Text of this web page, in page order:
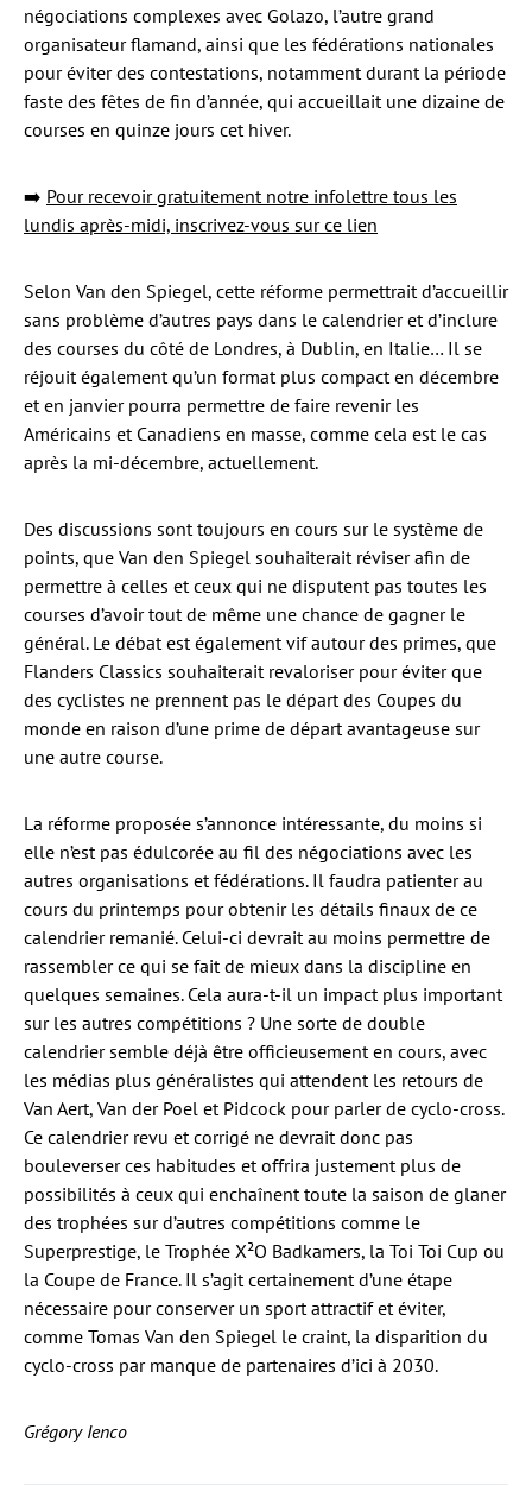
négociations complexes avec Golazo, l’autre grand
organisateur flamand, ainsi que les fédérations nationales
pour éviter des contestations, notamment durant la période
faste des fêtes de fin d’année, qui accueillait une dizaine de
courses en quinze jours cet hiver.
➡️ Pour recevoir gratuitement notre infolettre tous les
lundis après-midi, inscrivez-vous sur ce lien
Selon Van den Spiegel, cette réforme permettrait d’accueillir
sans problème d’autres pays dans le calendrier et d’inclure
des courses du côté de Londres, à Dublin, en Italie… Il se
réjouit également qu’un format plus compact en décembre
et en janvier pourra permettre de faire revenir les
Américains et Canadiens en masse, comme cela est le cas
après la mi-décembre, actuellement.
Des discussions sont toujours en cours sur le système de
points, que Van den Spiegel souhaiterait réviser afin de
permettre à celles et ceux qui ne disputent pas toutes les
courses d’avoir tout de même une chance de gagner le
général. Le débat est également vif autour des primes, que
Flanders Classics souhaiterait revaloriser pour éviter que
des cyclistes ne prennent pas le départ des Coupes du
monde en raison d’une prime de départ avantageuse sur
une autre course.
La réforme proposée s’annonce intéressante, du moins si
elle n’est pas édulcorée au fil des négociations avec les
autres organisations et fédérations. Il faudra patienter au
cours du printemps pour obtenir les détails finaux de ce
calendrier remanié. Celui-ci devrait au moins permettre de
rassembler ce qui se fait de mieux dans la discipline en
quelques semaines. Cela aura-t-il un impact plus important
sur les autres compétitions ? Une sorte de double
calendrier semble déjà être officieusement en cours, avec
les médias plus généralistes qui attendent les retours de
Van Aert, Van der Poel et Pidcock pour parler de cyclo-cross.
Ce calendrier revu et corrigé ne devrait donc pas
bouleverser ces habitudes et offrira justement plus de
possibilités à ceux qui enchaînent toute la saison de glaner
des trophées sur d’autres compétitions comme le
Superprestige, le Trophée X²O Badkamers, la Toi Toi Cup ou
la Coupe de France. Il s’agit certainement d’une étape
nécessaire pour conserver un sport attractif et éviter,
comme Tomas Van den Spiegel le craint, la disparition du
cyclo-cross par manque de partenaires d’ici à 2030.
Grégory Ienco